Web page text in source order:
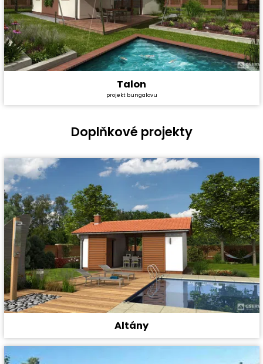
Dispozice:
4+1
Talon
projekt bungalovu
Doplňkové projekty
Altány